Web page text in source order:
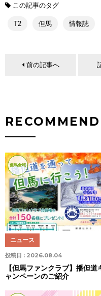
この記事のタグ
T2 但馬 情報誌
前の記事へ
RECOMMEND
但馬全域
投稿日 : 2026.08.04
ニュース
【但馬ファンクラブ】播但道
ャンペーンのご紹介